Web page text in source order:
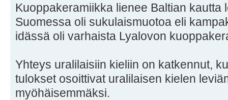
Kuoppakeramiikka lienee Baltian kautta
Suomessa oli sukulaismuotoa eli
idässä oli varhaista Lyalovon
Yhteys uralilaisiin kieliin on katkennut,
tulokset osoittivat uralilaisen kielen
myöhäisemmäksi.